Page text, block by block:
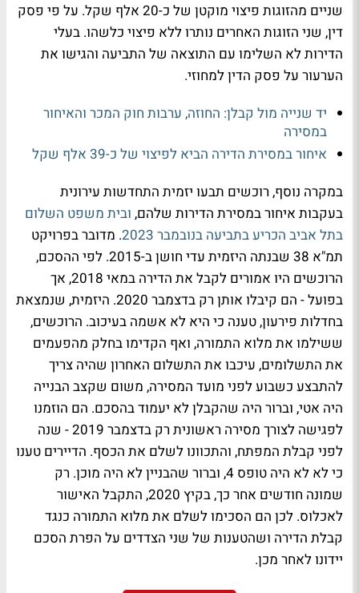
שניים מהזוגות פיצוי מוקטן של כ-20 אלף שקל. על פי פסק
דין, שני הזוגות האחרים נותרו ללא פיצוי כלשהו. בעלי
הדירות לא השלימו עם התוצאה של התביעה והגישו את
הערעור על פסק הדין למחוזי.
יד שנייה מול קבלן: החוזה, ערבות חוק המכר והאיחור
במסירה
איחור במסירת הדירה הביא לפיצוי של כ-39 אלף שקל
במקרה נוסף, רוכשים תבעו יזמית התחדשות עירונית
בעקבות איחור במסירת הדירות שלהם, ובית משפט השלום
בתל אביב הכריע בתביעה בנובמבר 2023
. מדובר בפרויקט
תמ"א 38 שבנתה היזמית עדי חושן ב-2015. לפי ההסכם,
הרוכשים היו אמורים לקבל את הדירה במאי 2018, אך
בפועל - הם קיבלו אותן רק בדצמבר 2020. היזמית, שנמצאת
בחדלות פירעון, טענה כי היא לא אשמה בעיכוב. הרוכשים,
ששילמו את מלוא התמורה, ואף הקדימו בחלק מהפעמים
את התשלומים, עיכבו את התשלום האחרון שהיה צריך
להתבצע כשבוע לפני מועד המסירה, משום שקצב הבנייה
היה אטי, וברור היה שהקבלן לא יעמוד בהסכם. הם הוזמנו
לפגישה לצורך מסירה ראשונית רק בדצמבר 2019 - שנה
לפני קבלת המפתח, והתכוונו לשלם את הכסף. הדיירים טענו
כי לא לא היה טופס 4, וברור שהבניין לא היה מוכן. רק
שמונה חודשים אחר כך, בקיץ 2020, התקבל האישור
לאכלוס. לכן הם הסכימו לשלם את מלוא התמורה כנגד
קבלת הדירה ושהטענות של שני הצדדים על הפרת הסכם
יידונו לאחר מכן.